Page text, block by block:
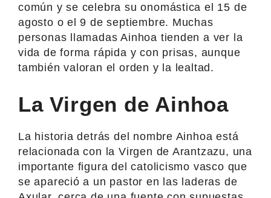
común y se celebra su onomástica el 15 de
agosto o el 9 de septiembre. Muchas
personas llamadas Ainhoa tienden a ver la
vida de forma rápida y con prisas, aunque
también valoran el orden y la lealtad.
La Virgen de Ainhoa
La historia detrás del nombre Ainhoa está
relacionada con la Virgen de Arantzazu, una
importante figura del catolicismo vasco que
se apareció a un pastor en las laderas de